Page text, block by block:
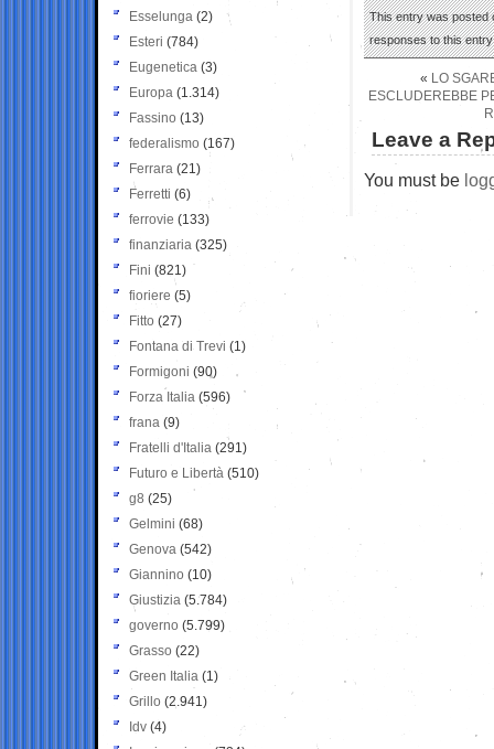
This entry was posted
responses to this
« LO
ESCLUDEREBBE
Leave a
You must be
Esselunga (2)
Esteri (784)
Eugenetica (3)
Europa (1.314)
Fassino (13)
federalismo (167)
Ferrara (21)
Ferretti (6)
ferrovie (133)
finanziaria (325)
Fini (821)
fioriere (5)
Fitto (27)
Fontana di Trevi (1)
Formigoni (90)
Forza Italia (596)
frana (9)
Fratelli d'Italia (291)
Futuro e Libertà (510)
g8 (25)
Gelmini (68)
Genova (542)
Giannino (10)
Giustizia (5.784)
governo (5.799)
Grasso (22)
Green Italia (1)
Grillo (2.941)
Idv (4)